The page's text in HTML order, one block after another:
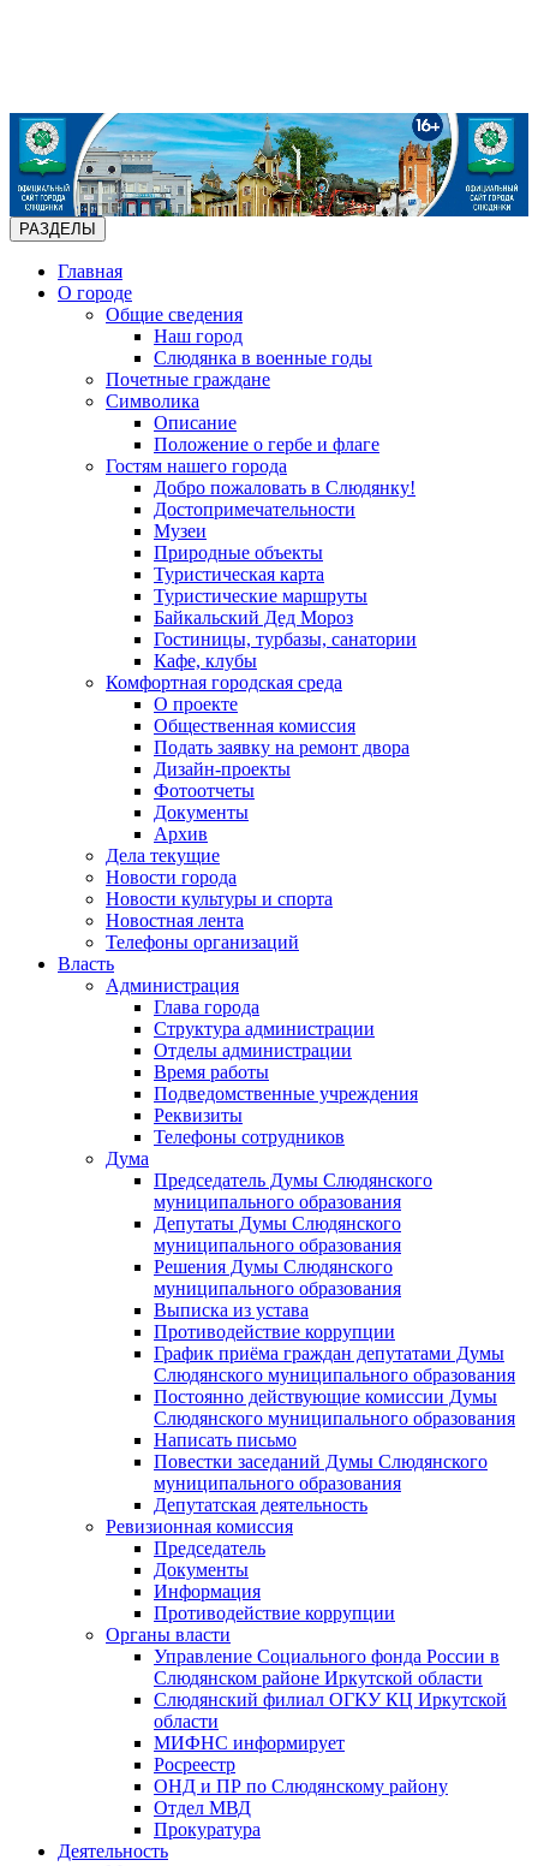
РАЗДЕЛЫ
Главная
О городе
Общие сведения
Наш город
Слюдянка в военные годы
Почетные граждане
Символика
Описание
Положение о гербе и флаге
Гостям нашего города
Добро пожаловать в Слюдянку!
Достопримечательности
Музеи
Природные объекты
Туристическая карта
Туристические маршруты
Байкальский Дед Мороз
Гостиницы, турбазы, санатории
Кафе, клубы
Комфортная городская среда
О проекте
Общественная комиссия
Подать заявку на ремонт двора
Дизайн-проекты
Фотоотчеты
Документы
Архив
Дела текущие
Новости города
Новости культуры и спорта
Новостная лента
Телефоны организаций
Власть
Администрация
Глава города
Структура администрации
Отделы администрации
Время работы
Подведомственные учреждения
Реквизиты
Телефоны сотрудников
Дума
Председатель Думы Слюдянского
муниципального образования
Депутаты Думы Слюдянского
муниципального образования
Решения Думы Слюдянского
муниципального образования
Выписка из устава
Противодействие коррупции
График приёма граждан депутатами Думы
Слюдянского муниципального образования
Постоянно действующие комиссии Думы
Слюдянского муниципального образования
Написать письмо
Повестки заседаний Думы Слюдянского
муниципального образования
Депутатская деятельность
Ревизионная комиссия
Председатель
Документы
Информация
Противодействие коррупции
Органы власти
Управление Социального фонда России в
Слюдянском районе Иркутской области
Слюдянский филиал ОГКУ КЦ Иркутской
области
МИФНС информирует
Росреестр
ОНД и ПР по Слюдянскому району
Отдел МВД
Прокуратура
Деятельность